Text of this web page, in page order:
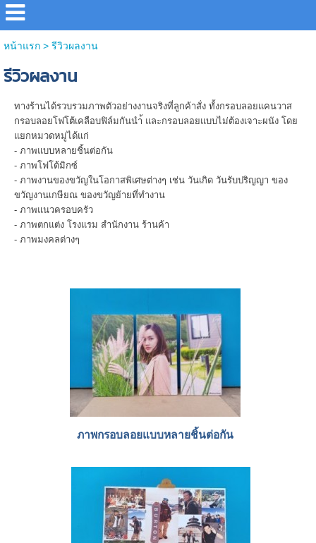
หน้าแรก > รีวิวผลงาน
รีวิวผลงาน
ทางร้านได้รวบรวมภาพตัวอย่างงานจริงที่ลูกค้าสั่ง ทั้งกรอบลอยแคนวาส
กรอบลอยโฟโต้เคลือบฟิล์มกันนำ้ และกรอบลอยแบบไม่ต้องเจาะผนัง โดย
แยกหมวดหมู่ได้แก่
- ภาพแบบหลายชิ้นต่อกัน
- ภาพโฟโต้มิกซ์
- ภาพงานของขวัญในโอกาสพิเศษต่างๆ เช่น วันเกิด วันรับปริญญา ของ
ขวัญงานเกษียณ ของขวัญย้ายที่ทำงาน
- ภาพแนวครอบครัว
- ภาพตกแต่ง โรงแรม สำนักงาน ร้านค้า
- ภาพมงคลต่างๆ
ภาพกรอบลอยแบบหลายชิ้นต่อกัน